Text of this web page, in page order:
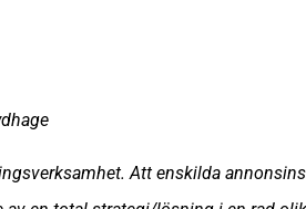
Att enskilda